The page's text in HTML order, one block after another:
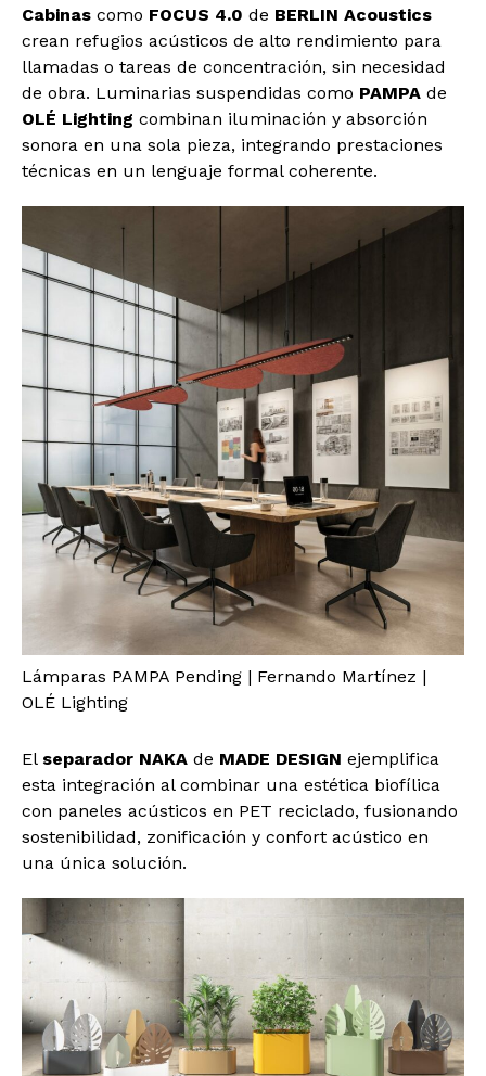
Cabinas como FOCUS 4.0 de BERLIN Acoustics
crean refugios acústicos de alto rendimiento para
llamadas o tareas de concentración, sin necesidad
de obra. Luminarias suspendidas como PAMPA de
OLÉ Lighting combinan iluminación y absorción
sonora en una sola pieza, integrando prestaciones
técnicas en un lenguaje formal coherente.
Lámparas PAMPA Pending | Fernando Martínez |
OLÉ Lighting
El separador NAKA de MADE DESIGN ejemplifica
esta integración al combinar una estética biofílica
con paneles acústicos en PET reciclado, fusionando
sostenibilidad, zonificación y confort acústico en
una única solución.